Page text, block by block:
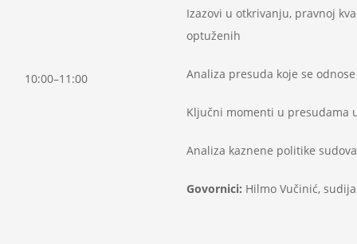
10:00–11:00
Izazovi u otkrivanju, pravnoj
optuženih
Analiza presuda koje se
Ključni momenti u presudama
Analiza kaznene politike sudova
Govornici: Hilmo Vučinić,